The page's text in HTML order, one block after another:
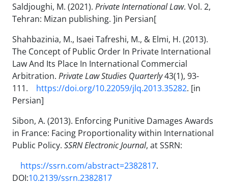
Saldjoughi, M. (2021). Private International Law. Vol. 2,
Tehran: Mizan publishing. ]in Persian[
Shahbazinia, M., Isaei Tafreshi, M., & Elmi, H. (2013).
The Concept of Public Order In Private International
Law And Its Place In International Commercial
Arbitration. Private Law Studies Quarterly43(1), 93-
111. https://doi.org/10.22059/jlq.2013.35282. [in
Persian]
Sibon, A. (2013). Enforcing Punitive Damages Awards
in France: Facing Proportionality within International
Public Policy. SSRN Electronic Journal, at SSRN:
https://ssrn.com/abstract=2382817.
DOI:10.2139/ssrn.2382817